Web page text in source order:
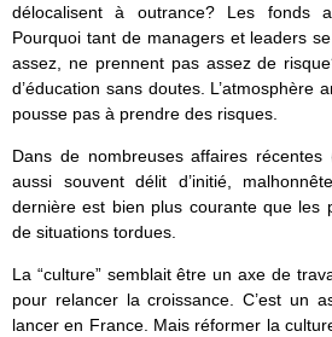
délocalisent à outrance? Les fonds
Pourquoi tant de managers et leaders
assez, ne prennent pas assez de
d’éducation sans doutes. L’atmosphère
pousse pas à prendre des risques.
Dans de nombreuses affaires
aussi souvent délit d’initié,
dernière est bien plus courante que les
de situations tordues.
La “culture” semblait être un axe de
pour relancer la croissance. C’est un
lancer en France. Mais réformer la